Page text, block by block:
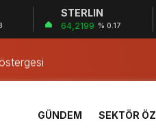
STERLIN
64,2199 % 0.17
Faciası
Çarptı: Sürücü
Öğrencilerinden ABD’de
desteği hesaplara yatırıldı
GÜNDEM SEKTÖR